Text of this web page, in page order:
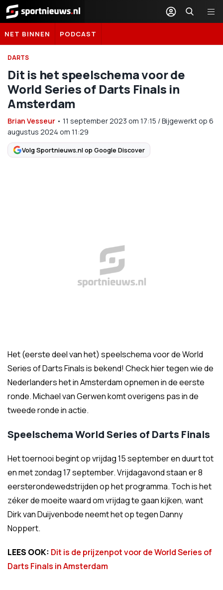
Sportnieuws.nl
NET BINNEN PODCAST
DARTS
Dit is het speelschema voor de
World Series of Darts Finals in
Amsterdam
Brian Vesseur • 11 september 2023 om 17:15 /Bijgewerkt op 6
augustus 2024 om 11:29
Volg Sportnieuws.nl op Google Discover
Het (eerste deel van het) speelschema voor de World
Series of Darts Finals is bekend! Check hier tegen wie de
Nederlanders het in Amsterdam opnemen in de eerste
ronde. Michael van Gerwen komt overigens pas in de
tweede ronde in actie.
Speelschema World Series of Darts Finals
Het toernooi begint op vrijdag 15 september en duurt tot
en met zondag 17 september. Vrijdagavond staan er 8
eersterondewedstrijden op het programma. Toch is het
zéker de moeite waard om vrijdag te gaan kijken, want
Dirk van Duijvenbode neemt het op tegen Danny
Noppert.
LEES OOK: Dit is de prijzenpot voor de World Series of
Darts Finals in Amsterdam